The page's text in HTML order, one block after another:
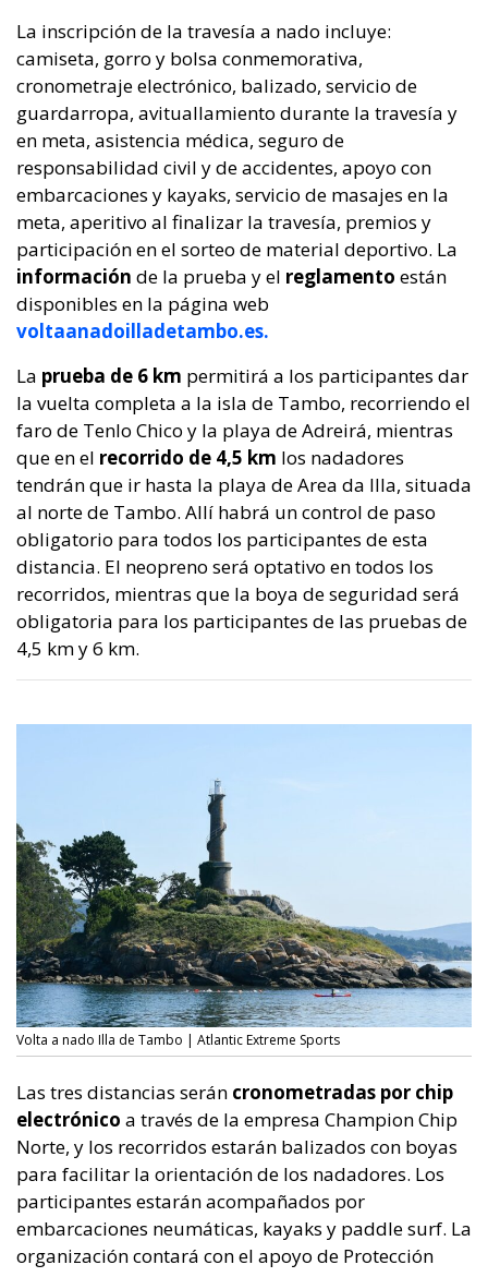
La inscripción de la travesía a nado incluye:
camiseta, gorro y bolsa conmemorativa,
cronometraje electrónico, balizado, servicio de
guardarropa, avituallamiento durante la travesía y
en meta, asistencia médica, seguro de
responsabilidad civil y de accidentes, apoyo con
embarcaciones y kayaks, servicio de masajes en la
meta, aperitivo al finalizar la travesía, premios y
participación en el sorteo de material deportivo. La
información de la prueba y el reglamento están
disponibles en la página web
voltaanadoilladetambo.es.
La prueba de 6 km permitirá a los participantes dar
la vuelta completa a la isla de Tambo, recorriendo el
faro de Tenlo Chico y la playa de Adreirá, mientras
que en el recorrido de 4,5 km los nadadores
tendrán que ir hasta la playa de Area da Illa, situada
al norte de Tambo. Allí habrá un control de paso
obligatorio para todos los participantes de esta
distancia. El neopreno será optativo en todos los
recorridos, mientras que la boya de seguridad será
obligatoria para los participantes de las pruebas de
4,5 km y 6 km.
Volta a nado Illa de Tambo | Atlantic Extreme Sports
Las tres distancias serán cronometradas por chip
electrónico a través de la empresa Champion Chip
Norte, y los recorridos estarán balizados con boyas
para facilitar la orientación de los nadadores. Los
participantes estarán acompañados por
embarcaciones neumáticas, kayaks y paddle surf. La
organización contará con el apoyo de Protección